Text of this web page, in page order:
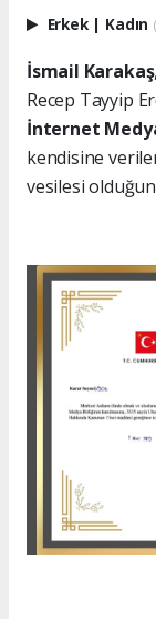
Erkek | Kadın
İsmail Karakaş
Recep Tayyip
İnternet
kendisine
vesilesi